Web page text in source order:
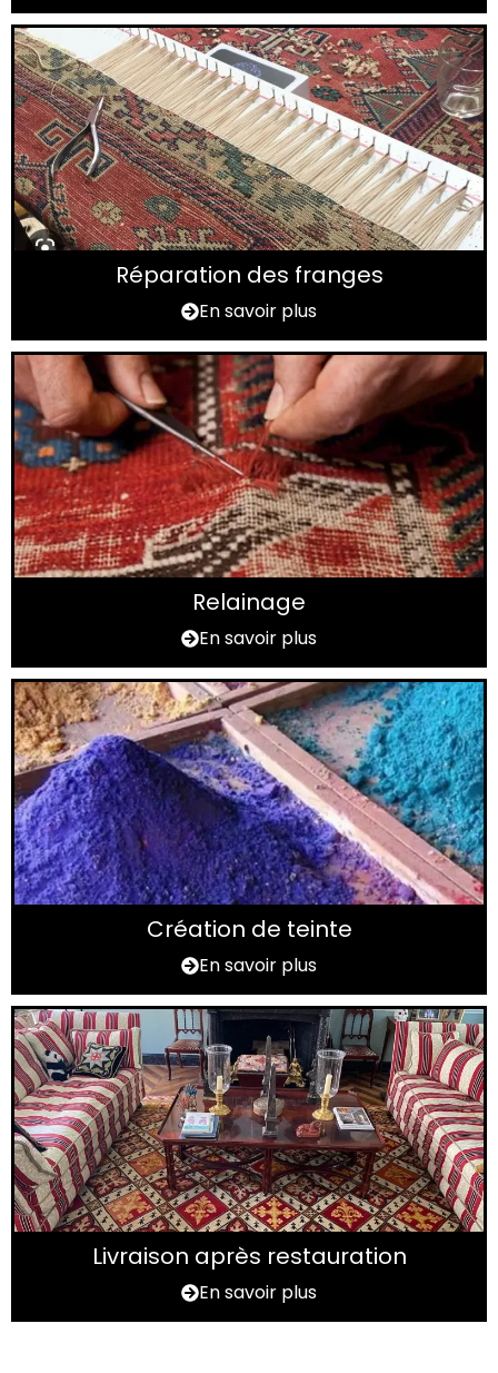
Réparation des franges
En savoir plus
Relainage
En savoir plus
Création de teinte
En savoir plus
Livraison après restauration
En savoir plus